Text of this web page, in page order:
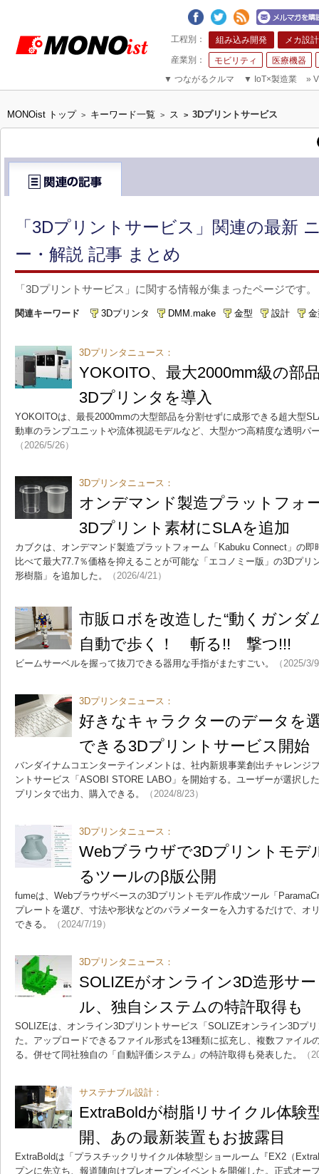
組み込み開発 メカ設計
モビリティ
医療機器
▼ つながるクルマ ▼ IoT×製造業 »
MONOist トップ > キーワード一覧 > ス > 3Dプリントサービス
「3Dプリントサービス」関連の最新
ー・解説 記事 まとめ
「3Dプリントサービス」に関する情報が集まったページです。
関連キーワード 3Dプリンタ DMM.make 金型 設計
3Dプリンタニュース：
YOKOITO、最大2000mm級の部
3Dプリンタを導入
YOKOITOは、最長2000mmの大型部品を分割せずに成形できる超大型
動車のランプユニットや流体視認モデルなど、大型かつ高精度な透明パ
（2026/5/26）
3Dプリンタニュース：
オンデマンド製造プラットフォ
3Dプリント素材にSLAを追加
カブクは、オンデマンド製造プラットフォーム「Kabuku Connect」の
比べて最大77.7％価格を抑えることが可能な「エコノミー版」の3Dプリ
形樹脂」を追加した。
（2026/4/21）
市販ロボを改造した“動くガン
自動で歩く！ 斬る!! 撃つ!!!
ビームサーベルを握って抜刀できる器用な手指がまたすごい。 （2025/3/
3Dプリンタニュース：
好きなキャラクターのデータを
できる3Dプリントサービス開始
バンダイナムコエンターテインメントは、社内新規事業創出チャレンジ
ントサービス「ASOBI STORE LABO」を開始する。ユーザーが選択し
プリンタで出力、購入できる。
（2024/8/23）
3Dプリンタニュース：
Webブラウザで3Dプリントモデ
るツールのβ版公開
fumeは、Webブラウザベースの3Dプリントモデル作成ツール「
プレートを選び、寸法や形状などのパラメーターを入力するだけで、オ
できる。
（2024/7/19）
3Dプリンタニュース：
SOLIZEがオンライン3D造形サ
ル、独自システムの特許取得も
SOLIZEは、オンライン3Dプリントサービス「SOLIZEオンライン3Dプ
た。アップロードできるファイル形式を13種類に拡充し、複数ファイル
る。併せて同社独自の「自動評価システム」の特許取得も発表した。
（
サステナブル設計：
ExtraBoldが樹脂リサイクル体験
開、あの最新装置もお披露目
ExtraBoldは「プラスチックリサイクル体験型ショールーム『EX2（
プンに先立ち、報道陣向けプレオープンイベントを開催した。正式オー